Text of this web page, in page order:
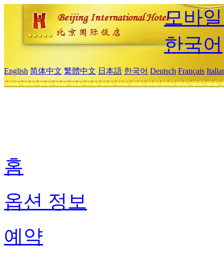
모바
한국어
English 简体中文 繁體中文 日本語 한국어 Deutsch Français
홈
옵션 정보
예약